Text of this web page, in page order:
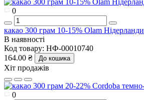
0
какао 300 грам 10-15% Olam Нідерланди
В наявності
Код товару: НФ-00010740
164.00 ₴
До кошика
Хіт продажів
0